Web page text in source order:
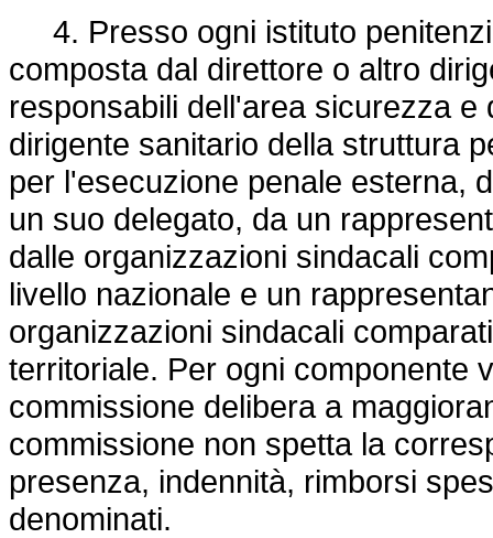
4. Presso ogni istituto
composta dal direttore o altro
responsabili dell'area sicurezza
dirigente sanitario della struttura
per l'esecuzione penale esterna,
un suo delegato, da un
dalle organizzazioni sindacali
livello nazionale e un
organizzazioni sindacali
territoriale. Per ogni componente
commissione delibera a
commissione non spetta la
presenza, indennità, rimborsi
denominati.